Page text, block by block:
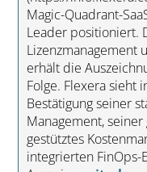
Magic-Quadrant-
Leader positioniert.
Lizenzmanagement
erhält die
Folge. Flexera sieht
Bestätigung seiner
Management,
gestütztes
integrierten